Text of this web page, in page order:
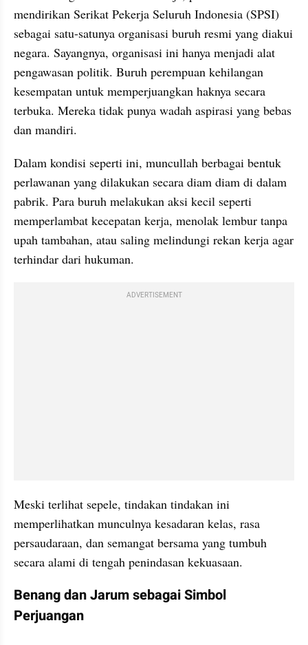
mendirikan Serikat Pekerja Seluruh Indonesia (SPSI)
sebagai satu-satunya organisasi buruh resmi yang diakui
negara. Sayangnya, organisasi ini hanya menjadi alat
pengawasan politik. Buruh perempuan kehilangan
kesempatan untuk memperjuangkan haknya secara
terbuka. Mereka tidak punya wadah aspirasi yang bebas
dan mandiri.
Dalam kondisi seperti ini, muncullah berbagai bentuk
perlawanan yang dilakukan secara diam diam di dalam
pabrik. Para buruh melakukan aksi kecil seperti
memperlambat kecepatan kerja, menolak lembur tanpa
upah tambahan, atau saling melindungi rekan kerja agar
terhindar dari hukuman.
ADVERTISEMENT
Meski terlihat sepele, tindakan tindakan ini
memperlihatkan munculnya kesadaran kelas, rasa
persaudaraan, dan semangat bersama yang tumbuh
secara alami di tengah penindasan kekuasaan.
Benang dan Jarum sebagai Simbol
Perjuangan